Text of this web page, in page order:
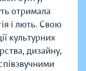
отримала
і лють. Свою
культурних
дизайну,